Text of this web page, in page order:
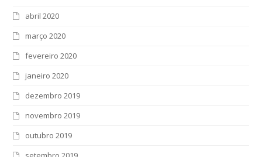
abril 2020
março 2020
fevereiro 2020
janeiro 2020
dezembro 2019
novembro 2019
outubro 2019